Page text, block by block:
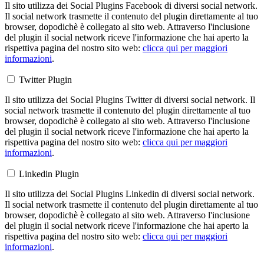
Il sito utilizza dei Social Plugins Facebook di diversi social network.
Il social network trasmette il contenuto del plugin direttamente al tuo
browser, dopodichè è collegato al sito web. Attraverso l'inclusione
del plugin il social network riceve l'informazione che hai aperto la
rispettiva pagina del nostro sito web: clicca qui per maggiori
informazioni.
Twitter Plugin
Il sito utilizza dei Social Plugins Twitter di diversi social network. Il
social network trasmette il contenuto del plugin direttamente al tuo
browser, dopodichè è collegato al sito web. Attraverso l'inclusione
del plugin il social network riceve l'informazione che hai aperto la
rispettiva pagina del nostro sito web: clicca qui per maggiori
informazioni.
Linkedin Plugin
Il sito utilizza dei Social Plugins Linkedin di diversi social network.
Il social network trasmette il contenuto del plugin direttamente al tuo
browser, dopodichè è collegato al sito web. Attraverso l'inclusione
del plugin il social network riceve l'informazione che hai aperto la
rispettiva pagina del nostro sito web: clicca qui per maggiori
informazioni.